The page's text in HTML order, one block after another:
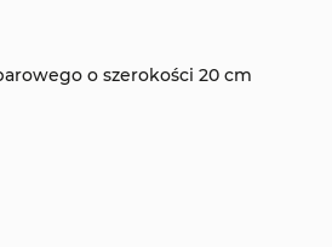
o szerokości 20 cm